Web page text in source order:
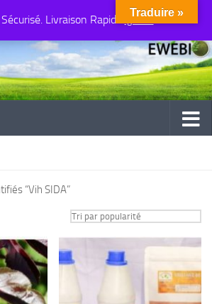
Livraison Rapide Ignorer
“Vih SIDA”
Traduire »